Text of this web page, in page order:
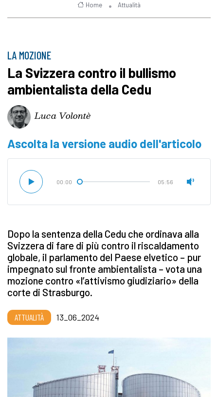
Home Attualità
LA MOZIONE
La Svizzera contro il bullismo
ambientalista della Cedu
Luca Volontè
Ascolta la versione audio dell'articolo
00:00 05:56
Dopo la sentenza della Cedu che ordinava alla
Svizzera di fare di più contro il riscaldamento
globale, il parlamento del Paese elvetico – pur
impegnato sul fronte ambientalista – vota una
mozione contro «l’attivismo giudiziario» della
corte di Strasburgo.
ATTUALITÀ 13_06_2024